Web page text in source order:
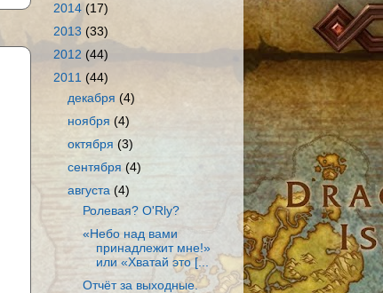
2014 (17)
2013 (33)
2012 (44)
2011 (44)
декабря (4)
ноября (4)
октября (3)
сентября (4)
августа (4)
Ролевая? O'Rly?
«Небо над вами
принадлежит мне!»
или «Хватай это [...
Отчёт за выходные.